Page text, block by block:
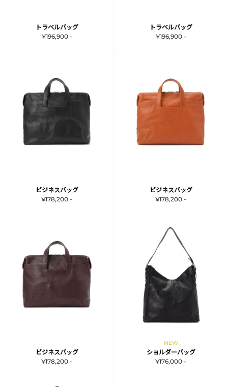
トラベルバッグ
¥196,900 -
トラベルバッグ
¥196,900 -
ビジネスバッグ
¥178,200 -
ビジネスバッグ
¥178,200 -
ビジネスバッグ
¥178,200 -
NEW
ショルダーバッグ
¥176,000 -